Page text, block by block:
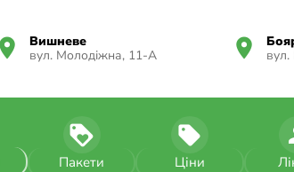
Вишневе
вул. Молодіжна, 11-А
вул.
Пакети Ціни